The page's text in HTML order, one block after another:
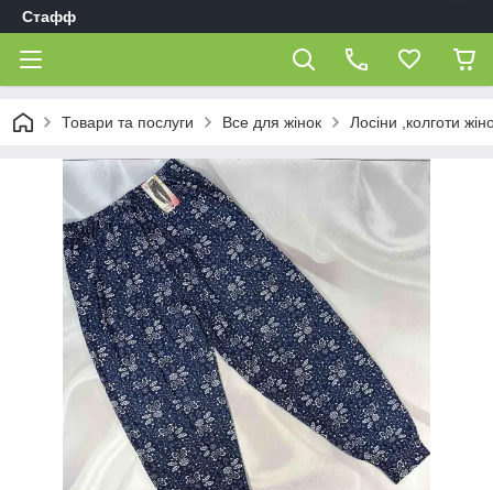
Стафф
Товари та послуги Все для жінок Лосіни ,колготи